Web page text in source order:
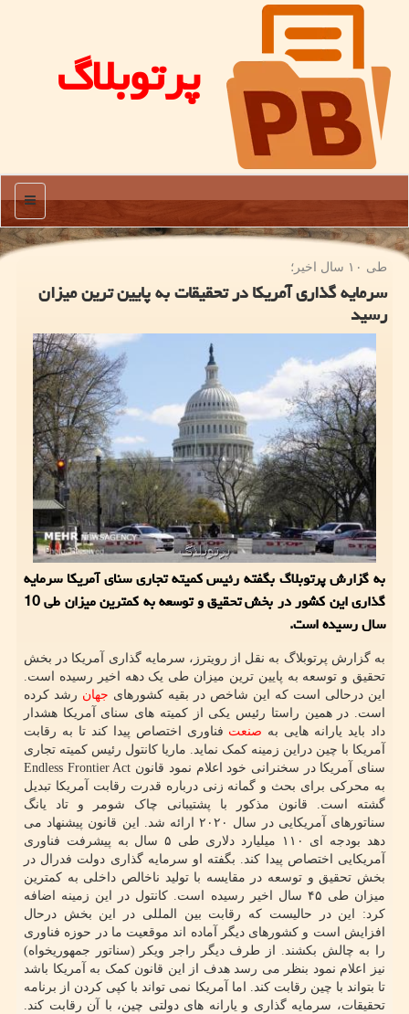
پرتوبلاگ
منو
طی ۱۰ سال اخیر؛
سرمایه گذاری آمریكا در تحقیقات به پایین ترین میزان
رسید
به گزارش پرتوبلاگ بگفته رئیس کمیته تجاری سنای آمریکا سرمایه
گذاری این کشور در بخش تحقیق و توسعه به کمترین میزان طی 10
سال رسیده است.
به گزارش پرتوبلاگ به نقل از رویترز، سرمایه گذاری آمریکا در بخش
تحقیق و توسعه به پایین ترین میزان طی یک دهه اخیر رسیده است.
این درحالی است که این شاخص در بقیه کشورهای جهان رشد کرده
است. در همین راستا رئیس یکی از کمیته های سنای آمریکا هشدار
داد باید یارانه هایی به صنعت فناوری اختصاص پیدا کند تا به رقابت
آمریکا با چین دراین زمینه کمک نماید. ماریا کانتول رئیس کمیته تجاری
سنای آمریکا در سخنرانی خود اعلام نمود قانون Endless Frontier Act
به محرکی برای بحث و گمانه زنی درباره قدرت رقابت آمریکا تبدیل
گشته است. قانون مذکور با پشتیبانی چاک شومر و تاد یانگ
سناتورهای آمریکایی در سال ۲۰۲۰ ارائه شد. این قانون پیشنهاد می
دهد بودجه ای ۱۱۰ میلیارد دلاری طی ۵ سال به پیشرفت فناوری
آمریکایی اختصاص پیدا کند. بگفته او سرمایه گذاری دولت فدرال در
بخش تحقیق و توسعه در مقایسه با تولید ناخالص داخلی به کمترین
میزان طی ۴۵ سال اخیر رسیده است. کانتول در این زمینه اضافه
کرد: این در حالیست که رقابت بین المللی در این بخش درحال
افزایش است و کشورهای دیگر آماده اند موقعیت ما در حوزه فناوری
را به چالش بکشند. از طرف دیگر راجر ویکر (سناتور جمهوریخواه)
نیز اعلام نمود بنظر می رسد هدف از این قانون کمک به آمریکا باشد
تا بتواند با چین رقابت کند. اما آمریکا نمی تواند با کپی کردن از برنامه
تحقیقات، سرمایه گذاری و یارانه های دولتی چین، با آن رقابت کند.